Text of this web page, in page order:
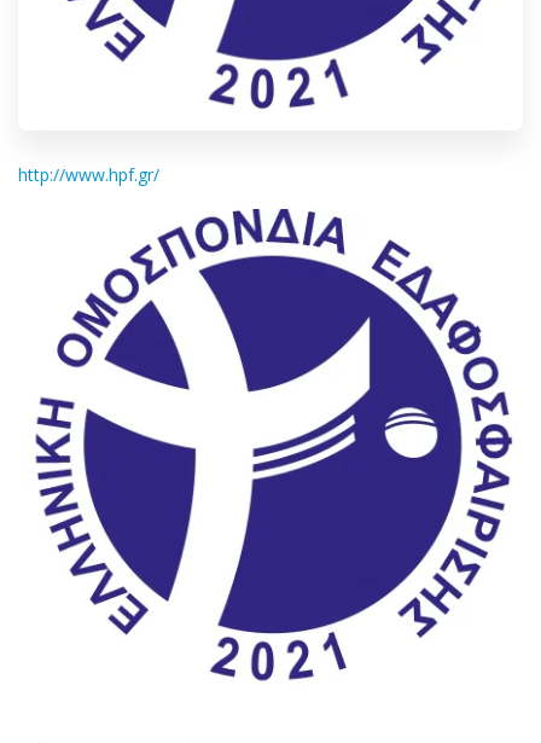
http://www.hpf.gr/